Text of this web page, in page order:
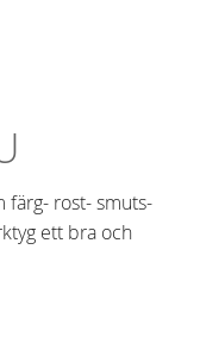
färg- rost- smuts-
ett bra och